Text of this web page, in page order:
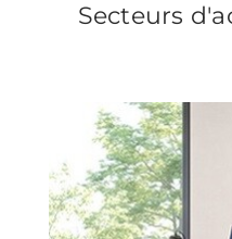
Secteurs